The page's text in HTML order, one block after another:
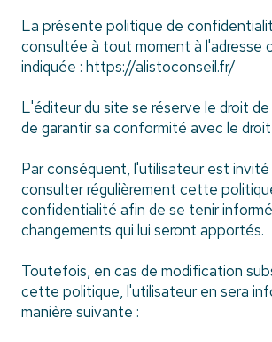
La présente politique de
consultée à tout moment à l'adresse
indiquée : https://alistoconseil.fr/
L'éditeur du site se réserve le droit
de garantir sa conformité avec le droit
Par conséquent, l'utilisateur est invité
consulter régulièrement cette
confidentialité afin de se tenir
changements qui lui seront apportés.
Toutefois, en cas de modification
cette politique, l'utilisateur en sera
manière suivante :